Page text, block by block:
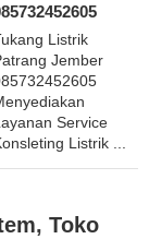
Listrik
Jember
Service
Listrik ...
, Toko